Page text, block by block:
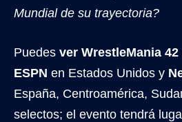
Mundial de su trayectoria?
Puedes ver WrestleMania
ESPN en Estados Unidos y
España, Centroamérica,
selectos; el evento tendrá